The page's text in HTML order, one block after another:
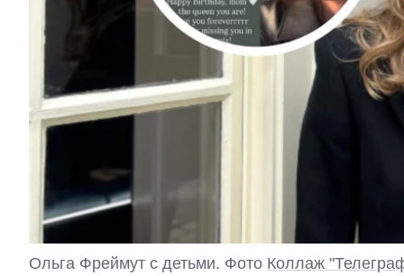
Ольга Фреймут с детьми. Фото Коллаж